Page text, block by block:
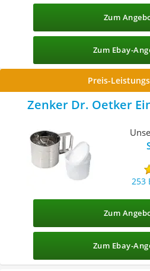
Zum
Zum Ebay-
Preis-
Zenker Dr. Oetker
253
Zum
Zum Ebay-